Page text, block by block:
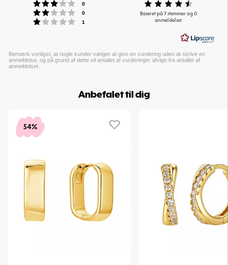
Vurdering:3 ud af 5 stjerner
0
Vurdering:2 ud af 5 stjerner
0
Vurdering:1 ud af 5 stjerner
1
ud
stjerner
Baseret på 7 stemmer og 0
anmeldelser
Bemærk venligst, at nogle kunder vælger at give en vurdering uden at skrive en
anmeldelse, og på grund af dette vil antallet af vurderinger afvige fra antallet af
anmeldelser.
Anbefalet til dig
54%